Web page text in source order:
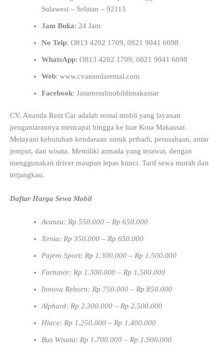
Sulawesi – Selatan – 92113
Jam Buka: 24 Jam
No Telp: O813 4202 1709, 0821 9041 6098
WhatsApp: O813 4202 1709, 0821 9041 6098
Web: www.cvanandarental.com
Facebook: Jasarentalmobildimakassar
CV. Ananda Rent Car adalah rental mobil yang layanan
pengantarannya mencapai hingga ke luar Kota Makassar.
Melayani kebutuhan kendaraan untuk pribadi, perusahaan, antar
jemput, dan wisata. Memiliki armada yang terawat, dengan
menggunakan driver maupun lepas kunci. Tarif sewa murah dan
terjangkau.
Daftar Harga Sewa Mobil
Avanza: Rp 550.000 – Rp 650.000
Xenia: Rp 350.000 – Rp 650.000
Pajero Sport: Rp 1.300.000 – Rp 1.500.000
Fortuner: Rp 1.300.000 – Rp 1.500.000
Innova Reborn: Rp 750.000 – Rp 850.000
Alphard: Rp 2.300.000 – Rp 2.500.000
Hiace: Rp 1.250.000 – Rp 1.400.000
Bus Wisata: Rp 1.700.000 – Rp 1.900.000